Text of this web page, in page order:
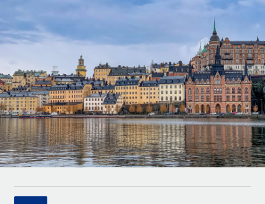
Zzp'ers internationaal onboarden en beheren
PEO
Ingewikkelde HR-taken eenvoudig uitbesteden
INFRASTRUCTUUR
Remote Embedded
HR naadloos in workflows integreren
Platform
Ingebouwde essentiële HR-functies voor je team
GROEIFASE
Start-ups
Flexibele global HR en payroll solutions voor groeiende
bedrijven
Mid-market
Teams uitbreiden met HR solutions op maat
Enterprise
Global HR voor grote bedrijven
WERK MET ONS SAMEN
Betalingscalculator voor zzp'ers
internationale zzp'ers
LEREN MET REMOTE
Onderzoek en gidsen
Casestudy's
HR-woordenlijst
Checklists en templates
Nederlands
Deutsch
Español
Italiano
Português (Portugal)
日本語